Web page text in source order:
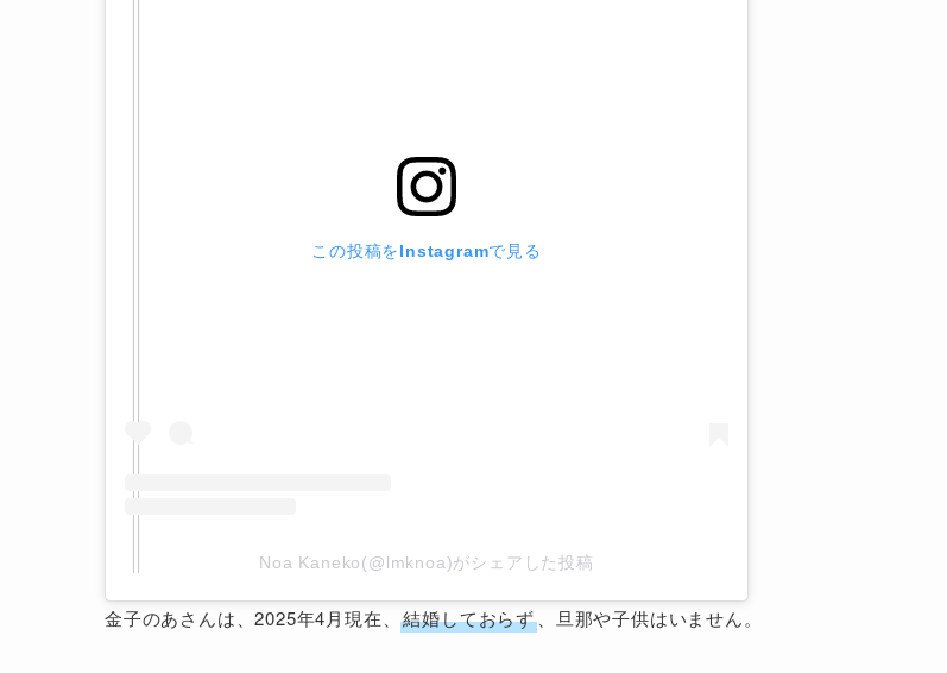
この投稿をInstagramで見る
Noa Kaneko(@lmknoa)がシェアした投稿
金子のあさんは、2025年4月現在、結婚しておらず 、旦那や子供はいません。